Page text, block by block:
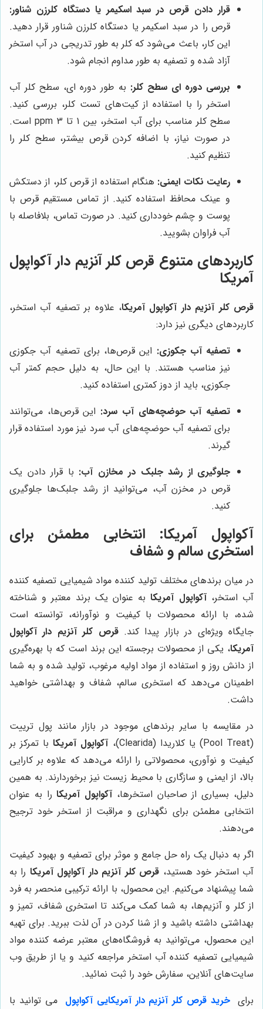
قرار دادن قرص در سبد اسکیمر یا دستگاه کلرزن شناور:
قرص را در سبد اسکیمر یا دستگاه کلرزن شناور قرار دهید.
این کار، باعث می‌شود که کلر به طور تدریجی در آب استخر
آزاد شده و تصفیه به طور مداوم انجام شود.
بررسی دوره ای سطح کلر: به طور دوره ای، سطح کلر آب
استخر را با استفاده از کیت‌های تست کلر، بررسی کنید.
سطح کلر مناسب برای آب استخر، بین 1 تا 3 ppm است.
در صورت نیاز، با اضافه کردن قرص بیشتر، سطح کلر را
تنظیم کنید.
رعایت نکات ایمنی: هنگام استفاده از قرص کلر، از دستکش
و عینک محافظ استفاده کنید. از تماس مستقیم قرص با
پوست و چشم خودداری کنید. در صورت تماس، بلافاصله با
آب فراوان بشویید.
کاربردهای متنوع قرص کلر آنزیم دار آکواپول
آمریکا
قرص کلر آنزیم دار آکواپول آمریکا، علاوه بر تصفیه آب استخر،
کاربردهای دیگری نیز دارد:
تصفیه آب جکوزی: این قرص‌ها، برای تصفیه آب جکوزی
نیز مناسب هستند. با این حال، به دلیل حجم کمتر آب
جکوزی، باید از دوز کمتری استفاده کنید.
تصفیه آب حوضچه‌های آب سرد: این قرص‌ها، می‌توانند
برای تصفیه آب حوضچه‌های آب سرد نیز مورد استفاده قرار
گیرند.
جلوگیری از رشد جلبک در مخازن آب: با قرار دادن یک
قرص در مخزن آب، می‌توانید از رشد جلبک‌ها جلوگیری
کنید.
آکواپول آمریکا: انتخابی مطمئن برای
استخری سالم و شفاف
در میان برندهای مختلف تولید کننده مواد شیمیایی تصفیه کننده
آب استخر،آکواپول آمریکابه عنوان یک برند معتبر و شناخته
شده، با ارائه محصولات با کیفیت و نوآورانه، توانسته است
جایگاه ویژه‌ای در بازار پیدا کند.قرص کلر آنزیم دار آکواپول
آمریکا، یکی از محصولات برجسته این برند است که با بهره‌گیری
از دانش روز و استفاده از مواد اولیه مرغوب، تولید شده و به شما
اطمینان می‌دهد که استخری سالم، شفاف و بهداشتی خواهید
داشت.
در مقایسه با سایر برندهای موجود در بازار مانند پول ترییت
(Pool Treat) یا کلاریدا (Clearida)،
آکواپول آمریکابا تمرکز بر
کیفیت و نوآوری، محصولاتی را ارائه می‌دهد که علاوه بر کارایی
بالا، از ایمنی و سازگاری با محیط زیست نیز برخوردارند. به همین
دلیل، بسیاری از صاحبان استخرها،آکواپول آمریکارا به عنوان
انتخابی مطمئن برای نگهداری و مراقبت از استخر خود ترجیح
می‌دهند.
اگر به دنبال یک راه حل جامع و موثر برای تصفیه و بهبود کیفیت
آب استخر خود هستید، قرص کلر آنزیم دار آکواپول آمریکا را به
شما پیشنهاد می‌کنیم. این محصول، با ارائه ترکیبی منحصر به فرد
از کلر و آنزیم‌ها، به شما کمک می‌کند تا استخری شفاف، تمیز و
بهداشتی داشته باشید و از شنا کردن در آن لذت ببرید. برای تهیه
این محصول، می‌توانید به فروشگاه‌های معتبر عرضه کننده مواد
شیمیایی تصفیه کننده آب استخر مراجعه کنید و یا از طریق وب
سایت‌های آنلاین، سفارش خود را ثبت نمائید.
برای خرید قرص کلر آنزیم دار آمریکایی آکواپول می توانید با